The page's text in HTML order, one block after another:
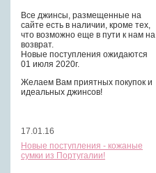
Все джинсы, размещенные на
сайте есть в наличии, кроме тех,
что возможно еще в пути к нам на
возврат.
Новые поступления ожидаются
01 июля 2020г.
Желаем Вам приятных покупок и
идеальных джинсов!
17.01.16
Новые поступления - кожаные
сумки из Португалии!